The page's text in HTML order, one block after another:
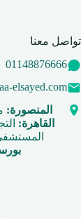
تواصل معنا
01148876666
elsayed.com
المنصورة:
القاهرة: